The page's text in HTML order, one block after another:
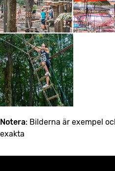
Notera: Bilderna är exempel
exakta